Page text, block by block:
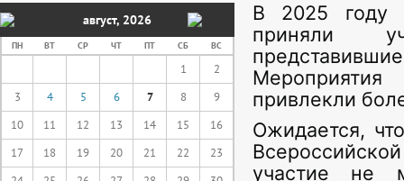
август, 2026
ПН ВТ СР ЧТ ПТ СБ ВС
1
2
3
4 5 6 7 8
9
10
11 12 13 14 15
16
17
18 19 20 21 22
23
В 2025 году
приняли
привлекли
Ожидается,
участие не